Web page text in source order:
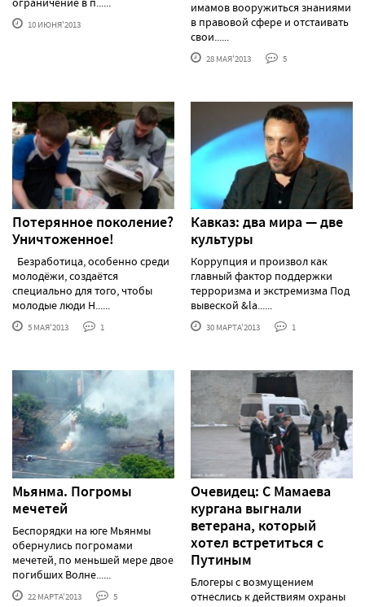
10 ИЮНЯ'2013
имамов вооружиться знаниями
в правовой сфере и отстаивать
свои......
28 МАЯ'2013 5
Потерянное поколение?
Уничтоженное!
Безработица, особенно среди
молодёжи, создаётся
специально для того, чтобы
молодые люди Н......
5 МАЯ'2013 1
Кавказ: два мира — две
культуры
Коррупция и произвол как
главный фактор поддержки
терроризма и экстремизма Под
вывеской &la......
30 МАРТА'2013 1
Мьянма. Погромы
мечетей
Беспорядки на юге Мьянмы
обернулись погромами
мечетей, по меньшей мере двое
погибших Волне......
22 МАРТА'2013 5
Очевидец: С Мамаева
кургана выгнали
ветерана, который
хотел встретиться с
Путиным
Блогеры с возмущением
отнеслись к действиям охраны